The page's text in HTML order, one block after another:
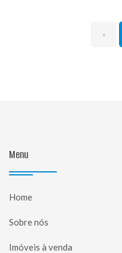
‹
Menu
Home
Sobre nós
Imóveis à venda